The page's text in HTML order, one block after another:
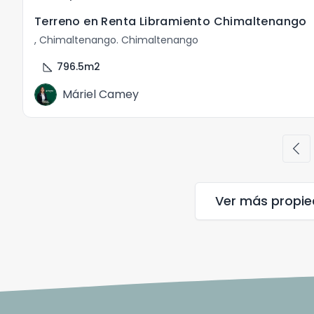
Terreno en Renta Libramiento Chimaltenango
, Chimaltenango. Chimaltenango
square_foot 796.5m2
Máriel Camey
chevron_left
Ver más